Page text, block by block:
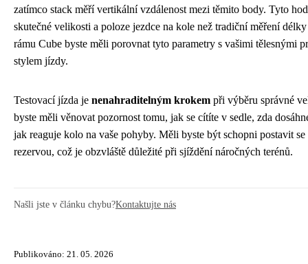
zatímco stack měří vertikální vzdálenost mezi těmito body. Tyto
skutečné velikosti a poloze jezdce na kole než tradiční měření
rámu Cube byste měli porovnat tyto parametry s vašimi tělesnými
stylem jízdy.
Testovací jízda je nenahraditelným krokem při výběru správné
byste měli věnovat pozornost tomu, jak se cítíte v sedle, zda
jak reaguje kolo na vaše pohyby. Měli byste být schopni postavit se
rezervou, což je obzvláště důležité při sjíždění náročných terénů.
Našli jste v článku chybu?Kontaktujte nás
Publikováno: 21. 05. 2026